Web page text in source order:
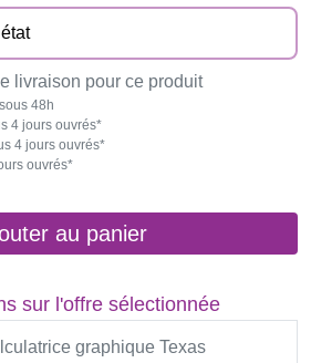
livraison pour ce produit
48h
4 jours ouvrés*
4 jours ouvrés*
ouvrés*
au panier
sur l'offre sélectionnée
graphique Texas